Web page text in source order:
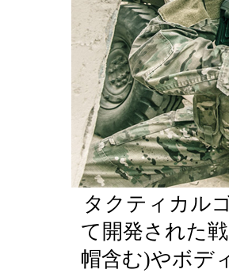
タクティカル
て開発された
帽含む)やボデ